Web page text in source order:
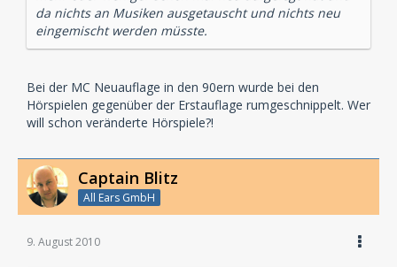
da nichts an Musiken ausgetauscht und nichts neu
eingemischt werden müsste.
Bei der MC Neuauflage in den 90ern wurde bei den
Hörspielen gegenüber der Erstauflage rumgeschnippelt. Wer
will schon veränderte Hörspiele?!
Captain Blitz
All Ears GmbH
9. August 2010